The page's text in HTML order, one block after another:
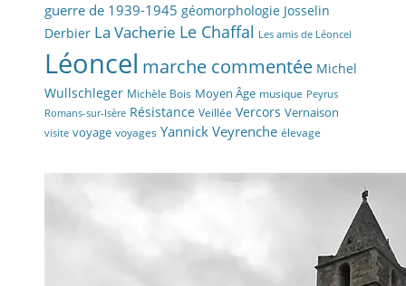
guerre de 1939-1945 géomorphologie Josselin
Derbier La Vacherie Le Chaffal Les amis de Léoncel
Léoncel marche commentée Michel
Wullschleger Michèle Bois Moyen Âge musique Peyrus
Romans-sur-Isère Résistance Veillée Vercors Vernaison
visite voyage voyages Yannick Veyrenche élevage